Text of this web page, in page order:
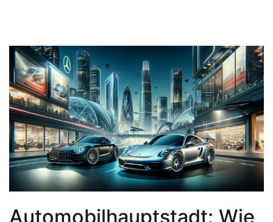
Automobilhauptstadt: Wie